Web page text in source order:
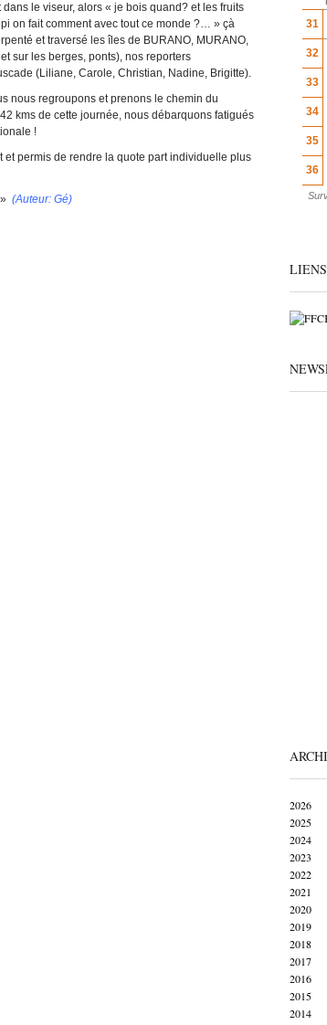
le viseur, alors « je bois quand? et les fruits
on fait comment avec tout ce monde ?… » çà
et traversé les îles de BURANO, MURANO,
sur les berges, ponts), nos reporters
(Liliane, Carole, Christian, Nadine, Brigitte).
nous regroupons et prenons le chemin du
kms de cette journée, nous débarquons fatigués
!
permis de rendre la quote part individuelle plus
(Auteur: Gé)
31
32
33
34
35
36
LIENS
2026
2025
2024
2023
2022
2021
2020
2019
2018
2017
2016
2015
2014